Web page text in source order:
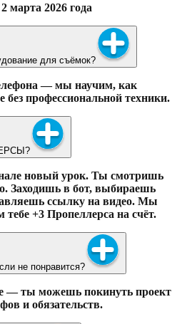
марта 2026 года
для съёмок?
— мы научим, как
без профессиональной техники.
новый урок. Ты смотришь
Заходишь в бот, выбираешь
ссылку на видео. Мы
+3 Пропеллерса на счёт.
не понравится?
— ты можешь покинуть проект
и обязательств.